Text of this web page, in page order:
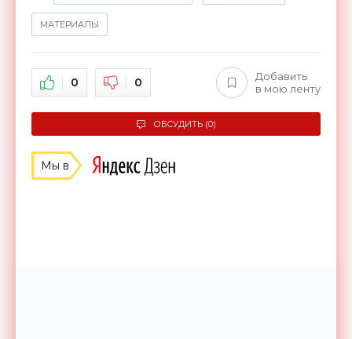
МАТЕРИАЛЫ
0 0
Добавить
в мою ленту
ОБСУДИТЬ (0)
Мы в